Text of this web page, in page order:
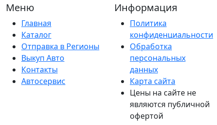
Меню
Главная
Каталог
Отправка в Регионы
Выкуп Авто
Контакты
Автосервис
Информация
Политика
конфиденциальности
Обработка
персональных
данных
Карта сайта
Цены на сайте не
являются публичной
офертой